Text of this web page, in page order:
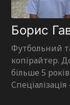
Борис
Футбольний
копірайтер.
більше 5